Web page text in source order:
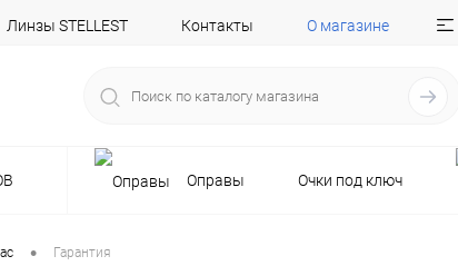
Линзы STELLEST Контакты О магазине
Оправы Очки под ключ
• Гарантия